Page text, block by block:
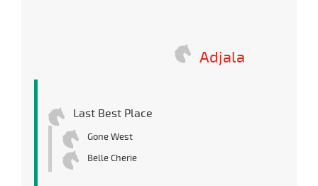
Adjala
Last Best Place
Gone West
Belle Cherie